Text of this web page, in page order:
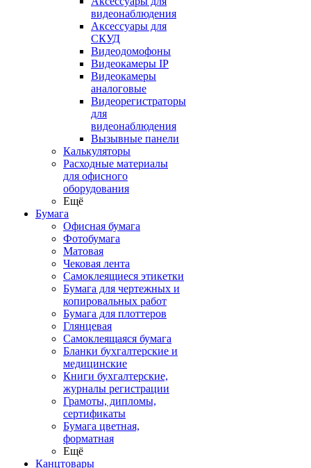
видеонаблюдения
Аксессуары для
СКУД
Видеодомофоны
Видеокамеры IP
Видеокамеры
аналоговые
Видеорегистраторы
для
видеонаблюдения
Вызывные панели
Калькуляторы
Расходные материалы
для офисного
оборудования
Ещё
Бумага
Офисная бумага
Фотобумага
Матовая
Чековая лента
Самоклеящиеся этикетки
Бумага для чертежных и
копировальных работ
Бумага для плоттеров
Глянцевая
Самоклеящаяся бумага
Бланки бухгалтерские и
медицинские
Книги бухгалтерские,
журналы регистрации
Грамоты, дипломы,
сертификаты
Бумага цветная,
форматная
Ещё
Канцтовары